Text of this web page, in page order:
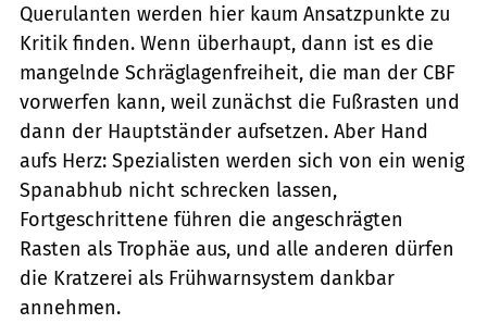
Querulanten werden hier kaum Ansatzpunkte zu
Kritik finden. Wenn überhaupt, dann ist es die
mangelnde Schräglagenfreiheit, die man der CBF
vorwerfen kann, weil zunächst die Fußrasten und
dann der Hauptständer aufsetzen. Aber Hand
aufs Herz: Spezialisten werden sich von ein wenig
Spanabhub nicht schrecken lassen,
Fortgeschrittene führen die angeschrägten
Rasten als Trophäe aus, und alle anderen dürfen
die Kratzerei als Frühwarnsystem dankbar
annehmen.